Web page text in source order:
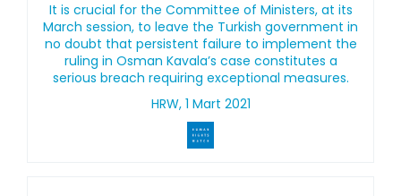
It is crucial for the Committee of Ministers, at its
March session, to leave the Turkish government in
no doubt that persistent failure to implement the
ruling in Osman Kavala’s case constitutes a
serious breach requiring exceptional measures.
HRW, 1 Mart 2021